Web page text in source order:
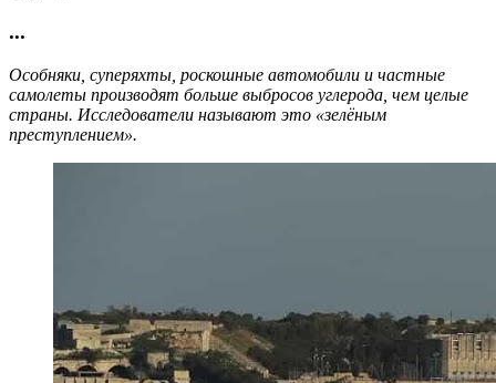
...
Особняки, суперяхты, роскошные автомобили и частные
самолеты производят больше выбросов углерода, чем целые
страны. Исследователи называют это «зелёным
преступлением».